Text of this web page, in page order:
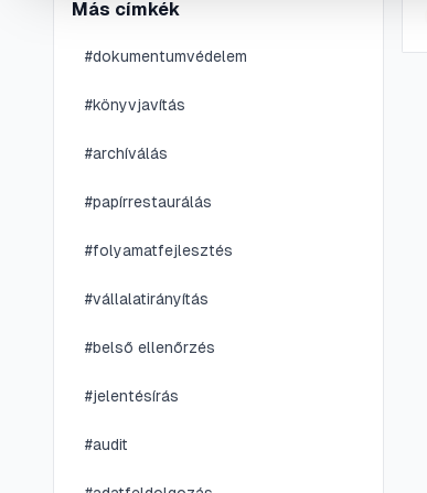
Más címkék
#dokumentumvédelem
#könyvjavítás
#archíválás
#papírrestaurálás
#folyamatfejlesztés
#vállalatirányítás
#belső ellenőrzés
#jelentésírás
#audit